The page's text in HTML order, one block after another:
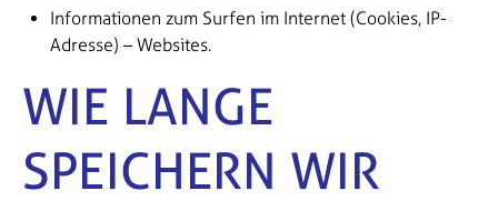
Informationen zum Surfen im Internet (Cookies, IP-
Adresse) – Websites.
WIE LANGE
SPEICHERN WIR